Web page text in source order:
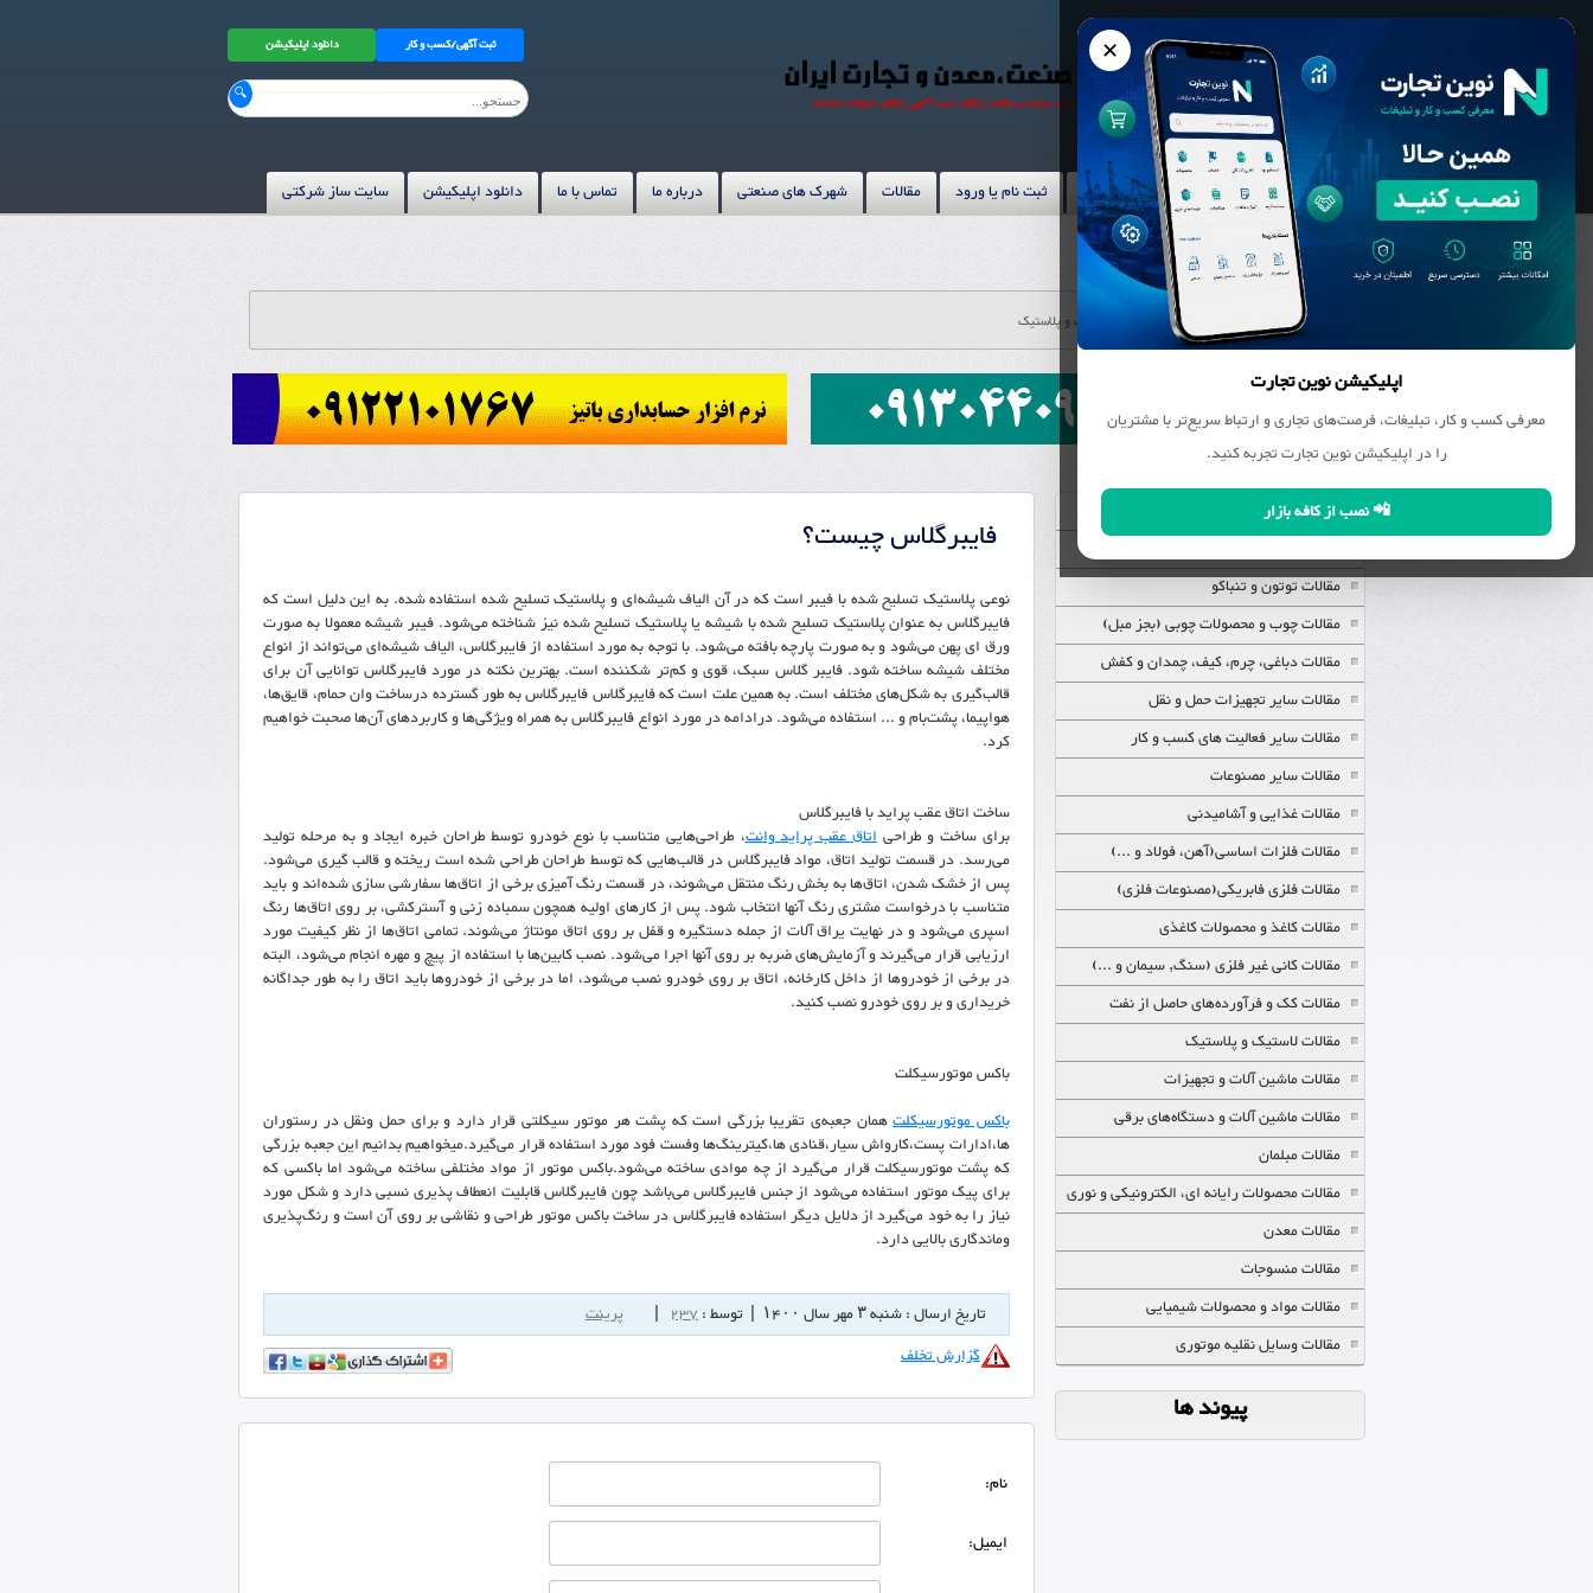
✕
اپلیکیشن نوین تجارت
معرفی کسب و کار، تبلیغات، فرصت‌های تجاری و ارتباط سریع‌تر با مشتریان
را در اپلیکیشن نوین تجارت تجربه کنید.
📲 نصب از کافه بازار
ثبت آگهی/کسب و کار دانلود اپلیکیشن
نوین تجارت بانک مشاغل محصولات ثبت نام یا ورود مقالات شهرک های صنعتی درباره ما تماس با ما دانلود اپلیکیشن سایت ساز شرکتی
مقالات لاستیک و پلاستیک
مقالات مشترک با تمامی گروه ها
مقالات توتون و تنباکو
مقالات چوب و محصولات چوبی (بجز مبل)
مقالات دباغی، چرم، کیف، چمدان و کفش
مقالات سایر تجهیزات حمل و نقل
مقالات سایر فعالیت های کسب و کار
مقالات سایر مصنوعات
مقالات غذایی و آشامیدنی
مقالات فلزات اساسی(آهن، فولاد و ...)
مقالات فلزی فابریکی(مصنوعات فلزی)
مقالات کاغذ و محصولات کاغذی
مقالات کانی غیر فلزی (سنگ, سیمان و ...)
مقالات کک و فرآورده‌های حاصل از نفت
مقالات لاستیک و پلاستیک
مقالات ماشین آلات و تجهیزات
مقالات ماشین آلات و دستگاه‌های برقی
مقالات مبلمان
مقالات محصولات رایانه ای، الکترونیکی و نوری
مقالات معدن
مقالات منسوجات
مقالات مواد و محصولات شیمیایی
مقالات وسایل نقلیه موتوری
پیوند ها
فایبرگلاس چیست؟
نوعی پلاستیک تسلیح شده با فیبر است که در آن الیاف شیشه‌ای و پلاستیک تسلیح شده استفاده شده. به این دلیل است که
فایبرگلاس به عنوان پلاستیک تسلیح شده با شیشه یا پلاستیک تسلیح شده نیز شناخته می‌شود. فیبر شیشه معمولا به صورت
ورق ای پهن می‌شود و به صورت پارچه بافته می‌شود. با توجه به مورد استفاده از فایبرگلاس، الیاف شیشه‌ای می‌تواند از انواع
مختلف شیشه ساخته شود. فایبر گلاس سبک، قوی و کم‌تر شکننده است. بهترین نکته در مورد فایبرگلاس توانایی آن برای
قالب‌گیری به شکل‌های مختلف است. به همین علت است که فایبرگلاس فایبرگلاس به طور گسترده درساخت وان حمام، قایق‌ها،
هواپیما، پشت‌بام و ... استفاده می‌شود. درادامه در مورد انواع فایبرگلاس به همراه ویژگی‌ها و کاربردهای آن‌ها صحبت خواهیم
کرد.
ساخت اتاق عقب پراید با فایبرگلاس
برای ساخت و طراحیاتاق عقب پراید وانت، طراحی‌هایی متناسب با نوع خودرو توسط طراحان خبره ایجاد و به مرحله تولید
می‌رسد. در قسمت تولید اتاق، مواد فایبرگلاس در قالب‌هایی که توسط طراحان طراحی شده است ریخته و قالب گیری می‌شود.
پس از خشک شدن، اتاق‌ها به بخش رنگ منتقل می‌شوند، در قسمت رنگ آمیزی برخی از اتاق‌ها سفارشی سازی شده‌اند و باید
متناسب با درخواست مشتری رنگ آنها انتخاب شود. پس از کارهای اولیه همچون سمباده زنی و آسترکشی، بر روی اتاق‌ها رنگ
اسپری می‌شود و در نهایت یراق آلات از جمله دستگیره و قفل بر روی اتاق مونتاژ می‌شوند. تمامی اتاق‌ها از نظر کیفیت مورد
ارزیابی قرار می‌گیرند و آزمایش‌های ضربه بر روی آنها اجرا می‌شود. نصب کابین‌ها با استفاده از پیچ و مهره انجام می‌شود، البته
در برخی از خودروها از داخل کارخانه، اتاق بر روی خودرو نصب می‌شود، اما در برخی از خودروها باید اتاق را به طور جداگانه
خریداری و بر روی خودرو نصب کنید.
باکس موتورسیکلت
باکس موتورسیکلتهمان جعبه‌ی تقریبا بزرگی است که پشت هر موتور سیکلتی قرار دارد و برای حمل ونقل در رستوران
ها،ادارات پست،کارواش سیار،قنادی ها،کیترینگ‌ها وفست فود مورد استفاده قرار می‌گیرد.میخواهیم بدانیم این جعبه بزرگی
که پشت موتورسیکلت قرار می‌گیرد از چه موادی ساخته می‌شود.باکس موتور از مواد مختلفی ساخته می‌شود اما باکسی که
برای پیک موتور استفاده می‌شود از جنس فایبرگلاس می‌باشد چون فایبرگلاس قابلیت انعطاف پذیری نسبی دارد و شکل مورد
نیاز را به خود می‌گیرد از دلایل دیگر استفاده فایبرگلاس در ساخت باکس موتور طراحی و نقاشی بر روی آن است و رنگ‌پذیری
وماندگاری بالایی دارد.
تاریخ ارسال : شنبه ۳ مهر سال ۱۴۰۰ | توسط : 237
|
پرینت
گزارش تخلف
نام:
ایمیل: